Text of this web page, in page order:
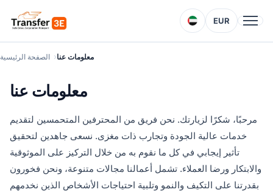
EUR
الصفحة الرئيسية معلومات عنا
معلومات عنا
مرحبًا، شكرًا لزيارتك. نحن فريق من المحترفين المتحمسين لتقديم
خدمات عالية الجودة وتجارب ذات مغزى. نسعى جاهدين لتحقيق
تأثير إيجابي في كل ما نقوم به من خلال التركيز على الموثوقية
والابتكار ورضا العملاء. تشمل أعمالنا مجالات متنوعة، ونحن فخورون
بقدرتنا على التكيف والنمو وتلبية احتياجات الأشخاص الذين نخدمهم